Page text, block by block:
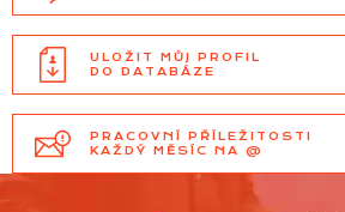
ULOŽIT MŮJ PROFIL
DO DATABÁZE
PRACOVNÍ PŘÍLEŽITOSTI
KAŽDÝ MĚSÍC NA @